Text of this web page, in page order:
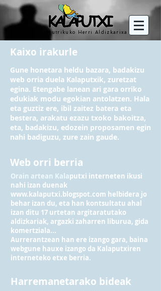
Mutrikuko Herri Aldizkarixa
Kaixo irakurle
Gune honetara heldu bazara, badakizu
web orria duela Kalaputxik, zuretzat
egina. Etengabe lanean ari gara orriko
edukiak modu egokian antolatzen. Hala
eta guztiz ere, ibil zaitez batera eta
bestera, arakatu ezazu txoko bakoitza,
eta, badakizu, edozein proposamen egin
nahi badiguzu, zure zain gaude.
Web orri berria
Orain artean Kalaputxi interneten ikusi
nahi izan duenak
www.kalaputxi.blogspot.com helbidera jo
behar izan du, eta han kontsultatu ahal
izan ditu 17 urtetan argitaratutako
aldizkariak, argazki zaharren liburua, gida
komertziala...
Aurrerantzean han ere izango gara, baina
webgune hauxe izango da Kalaputxiren
interneteko etxe berria.
Harremanetarako bideak